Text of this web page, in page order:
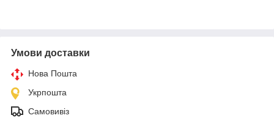
Умови доставки
Нова Пошта
Укрпошта
Самовивіз